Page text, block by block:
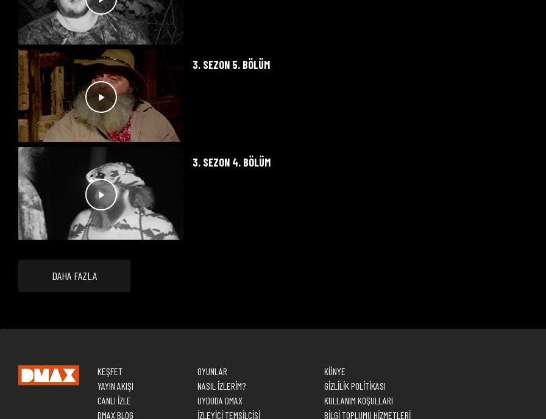
3. SEZON 5. BÖLÜM
3. SEZON 4. BÖLÜM
DAHA FAZLA
KEŞFET
YAYIN AKIŞI
CANLI İZLE
DMAX BLOG
OYUNLAR
NASIL İZLERİM?
UYDUDA DMAX
İZLEYİCİ TEMSİLCİSİ
KÜNYE
GİZLİLİK POLİTİKASI
KULLANIM KOŞULLARI
BİLGİ TOPLUMU HİZMETLERİ